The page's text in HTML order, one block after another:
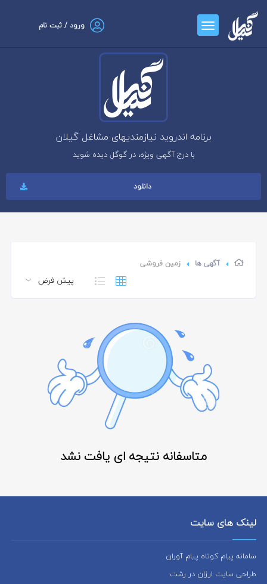
ورود / ثبت نام
برنامه اندروید نیازمندیهای مشاغل گیلان
با درج آگهی ویژه، در گوگل دیده شوید
دانلود
آگهی ها زمین فروشی
متاسفانه نتیجه ای یافت نشد
لینک های سایت
سامانه پیام کوتاه پیام آوران
طراحی سایت ارزان در رشت